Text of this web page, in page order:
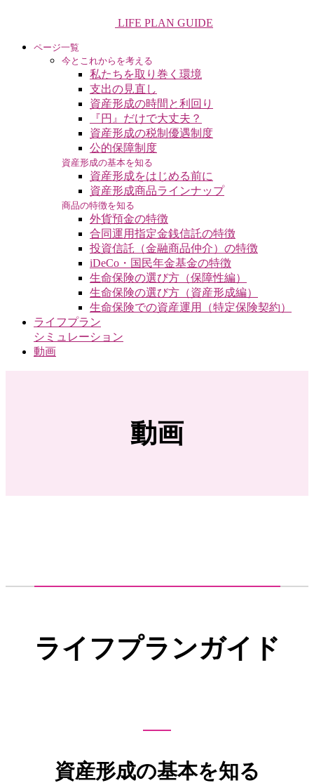
LIFE PLAN GUIDE
ページ一覧
今とこれからを考える
私たちを取り巻く環境
支出の見直し
資産形成の時間と利回り
『円』だけで大丈夫？
資産形成の税制優遇制度
公的保障制度
資産形成の基本を知る
資産形成をはじめる前に
資産形成商品ラインナップ
商品の特徴を知る
外貨預金の特徴
合同運用指定金銭信託の特徴
投資信託（金融商品仲介）の特徴
iDeCo・国民年金基金の特徴
生命保険の選び方（保障性編）
生命保険の選び方（資産形成編）
生命保険での資産運用（特定保険契約）
ライフプラン
シミュレーション
動画
動画
ライフプランガイド
資産形成の基本を知る